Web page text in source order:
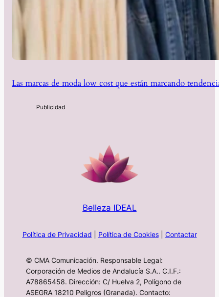
Las marcas de moda low cost que están marcando
Belleza IDEAL
Política de Privacidad Política de Cookies| Contactar
© CMA Comunicación. Responsable Legal:
Corporación de Medios de Andalucía S.A.. C.I.F.:
A78865458. Dirección: C/ Huelva 2, Polígono de
ASEGRA 18210 Peligros (Granada). Contacto: